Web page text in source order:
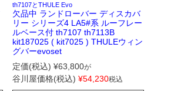
th7107とTHULE Evo
欠品中 ランドローバー ディスカバ
リー シリーズ4 LA5#系 ルーフレー
ルベース付 th7107 th7113B
kit187025 ( kit7025 ) THULEウィン
グバーevoset
定価(税込) ¥63,800が
谷川屋価格(税込) ¥54,230税込